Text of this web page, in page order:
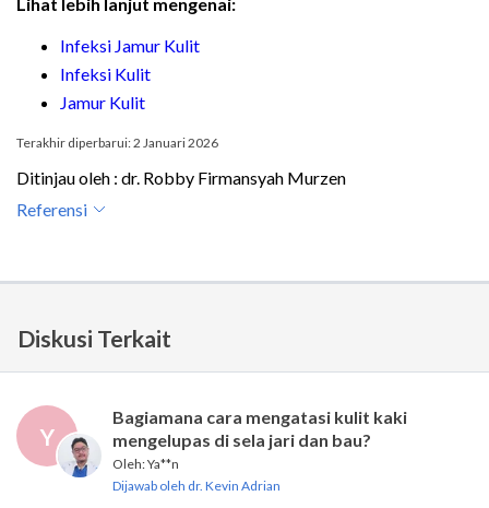
Lihat lebih lanjut mengenai:
Infeksi Jamur Kulit
Infeksi Kulit
Jamur Kulit
Terakhir diperbarui: 2 Januari 2026